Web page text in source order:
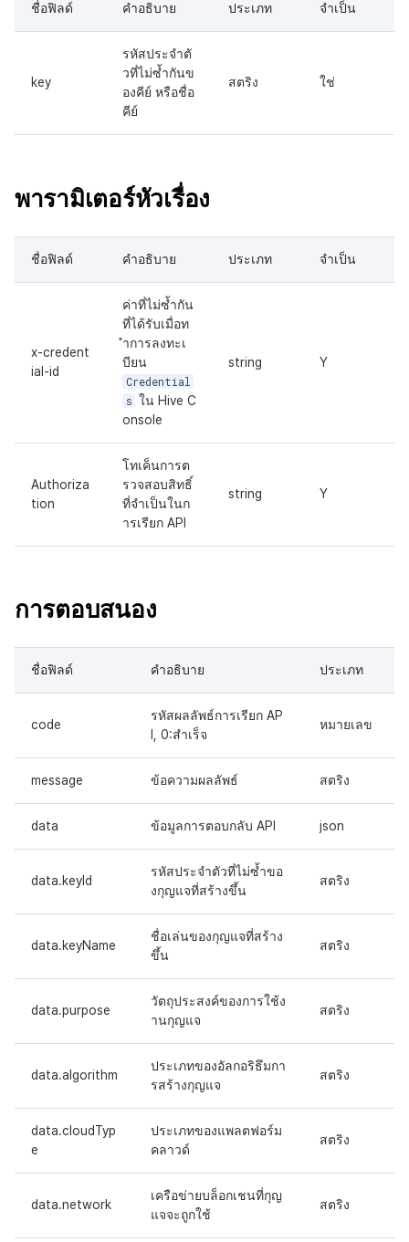
ชื่อฟิลด์ คำอธิบาย ประเภท จำเป็น
key
รหัสประจำตั
วที่ไม่ซ้ำกันข
องคีย์ หรือชื่อ
คีย์
สตริง ใช่
พารามิเตอร์หัวเรื่อง
ชื่อฟิลด์ คำอธิบาย ประเภท จำเป็น
x-credent
ial-id
ค่าที่ไม่ซ้ำกัน
ที่ได้รับเมื่อท
ำการลงทะเ
บียน
Credential
s ใน Hive C
onsole
string Y
Authoriza
tion
โทเค็นการต
รวจสอบสิทธิ์
ที่จำเป็นในก
ารเรียก API
string Y
การตอบสนอง
ชื่อฟิลด์ คำอธิบาย ประเภท
code
รหัสผลลัพธ์การเรียก AP
I, 0:สำเร็จ
หมายเลข
message ข้อความผลลัพธ์ สตริง
data ข้อมูลการตอบกลับ API json
data.keyId
รหัสประจำตัวที่ไม่ซ้ำขอ
งกุญแจที่สร้างขึ้น
สตริง
data.keyName
ชื่อเล่นของกุญแจที่สร้าง
ขึ้น
สตริง
data.purpose
วัตถุประสงค์ของการใช้ง
านกุญแจ
สตริง
data.algorithm
ประเภทของอัลกอริธึมกา
รสร้างกุญแจ
สตริง
data.cloudTyp
e
ประเภทของแพลตฟอร์ม
คลาวด์
สตริง
data.network
เครือข่ายบล็อกเชนที่กุญ
แจจะถูกใช้
สตริง